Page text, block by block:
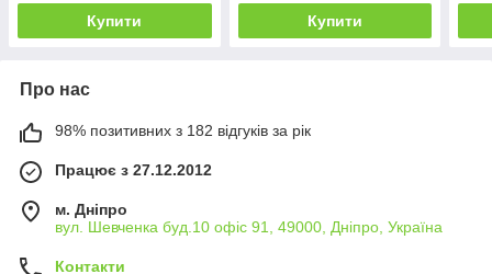
Купити Купити
Про нас
98% позитивних з 182 відгуків за рік
Працює з 27.12.2012
м. Дніпро
вул. Шевченка буд.10 офіс 91, 49000, Дніпро, Україна
Контакти